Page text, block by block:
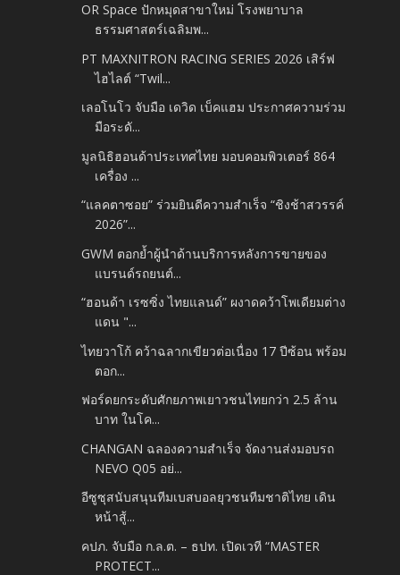
OR Space ปักหมุดสาขาใหม่ โรงพยาบาล
ธรรมศาสตร์เฉลิมพ...
PT MAXNITRON RACING SERIES 2026 เสิร์ฟ
ไฮไลต์ “Twil...
เลอโนโว จับมือ เดวิด เบ็คแฮม ประกาศความร่วม
มือระดั...
มูลนิธิฮอนด้าประเทศไทย มอบคอมพิวเตอร์ 864
เครื่อง ...
“แลคตาซอย” ร่วมยินดีความสำเร็จ “ชิงช้าสวรรค์
2026”...
GWM ตอกย้ำผู้นำด้านบริการหลังการขายของ
แบรนด์รถยนต์...
“ฮอนด้า เรซซิ่ง ไทยแลนด์” ผงาดคว้าโพเดียมต่าง
แดน "...
ไทยวาโก้ คว้าฉลากเขียวต่อเนื่อง 17 ปีซ้อน พร้อม
ตอก...
ฟอร์ดยกระดับศักยภาพเยาวชนไทยกว่า 2.5 ล้าน
บาท ในโค...
CHANGAN ฉลองความสำเร็จ จัดงานส่งมอบรถ
NEVO Q05 อย่...
อีซูซุสนับสนุนทีมเบสบอลยุวชนทีมชาติไทย เดิน
หน้าสู้...
คปภ. จับมือ ก.ล.ต. – ธปท. เปิดเวที “MASTER
PROTECT...